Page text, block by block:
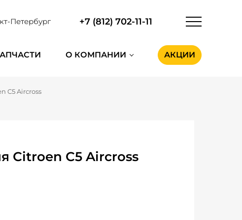
Петербург +7 (812) 702-11-11
О КОМПАНИИ АКЦИИ
C5 Aircross
Citroen C5 Aircross